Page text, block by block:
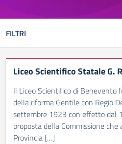
FILTRI
Liceo Scientifico Statale G.
Il Liceo Scientifico di
della riforma Gentile con Regio
settembre 1923 con effetto dal
proposta della Commissione che
Provincia […]